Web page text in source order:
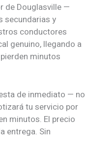
de Douglasville —
secundarias y
conductores
genuino, llegando a
minutos
de inmediato — no
tu servicio por
minutos. El precio
entrega. Sin